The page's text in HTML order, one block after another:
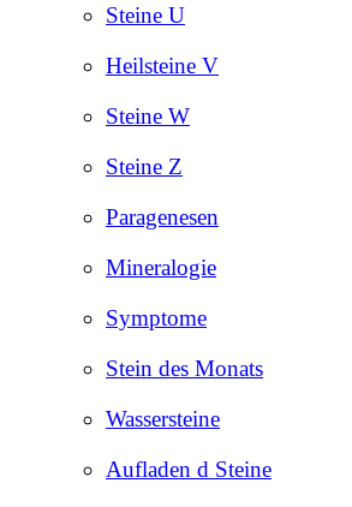
Steine U
Heilsteine V
Steine W
Steine Z
Paragenesen
Mineralogie
Symptome
Stein des Monats
Wassersteine
Aufladen d Steine